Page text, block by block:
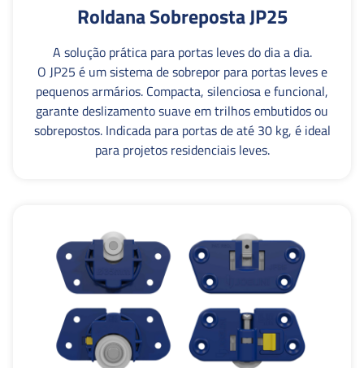
Roldana Sobreposta JP25
A solução prática para portas leves do dia a dia.
O JP25 é um sistema de sobrepor para portas leves e
pequenos armários. Compacta, silenciosa e funcional,
garante deslizamento suave em trilhos embutidos ou
sobrepostos. Indicada para portas de até 30 kg, é ideal
para projetos residenciais leves.